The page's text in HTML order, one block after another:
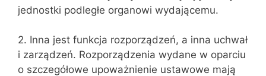
jednostki podległe orga‌nowi wydającemu.
2. Inna jest funkcja rozporządzeń, a inna uchwał
i zarządzeń. Rozporządze‌nia wydane w oparciu
o szczegółowe upoważnienie ustawowe mają